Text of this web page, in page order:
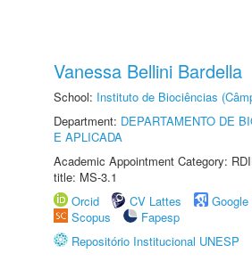
Vanessa Bellini Bardella
School: Instituto de Biociências
Department: DEPARTAMENTO DE
E APLICADA
Academic Appointment Category:
title: MS-3.1
Orcid
CV Lattes
Scopus
Fapesp
Repositório Institucional UNESP